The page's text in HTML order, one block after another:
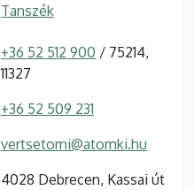
Tanszék
+36 52 512 900 / 75214,
11327
+36 52 509 231
vertsetomi@atomki.hu
4028 Debrecen, Kassai út